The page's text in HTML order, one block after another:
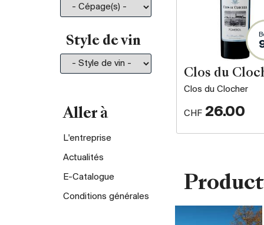
Style de vin
Aller à
L'entreprise
Actualités
E-Catalogue
Conditions générales
Clos du
Clos du Clocher
CHF 26.00